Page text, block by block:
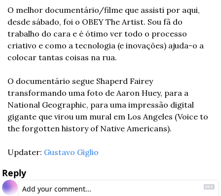
O melhor documentário/filme que assisti por aqui,
desde sábado, foi o OBEY The Artist. Sou fã do
trabalho do cara e é ótimo ver todo o processo
criativo e como a tecnologia (e inovações) ajuda-o a
colocar tantas coisas na rua.
O documentário segue Shaperd Fairey
transformando uma foto de Aaron Huey, para a
National Geographic, para uma impressão digital
gigante que virou um mural em Los Angeles (Voice to
the forgotten history of Native Americans).
Updater: Gustavo Giglio
Reply